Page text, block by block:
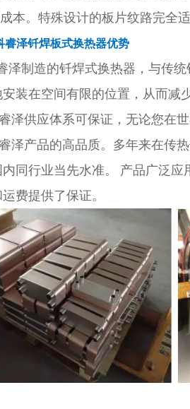
本。特殊设计的板片纹路完全
睿泽钎焊板式换热器优势
泽制造的钎焊式换热器，与传
安装在空间有限的位置，从而减
泽供应体系可保证，无论您在
泽产品的高品质。多年来在传
同行业当先水准。
产品广泛应
费提供了保证。